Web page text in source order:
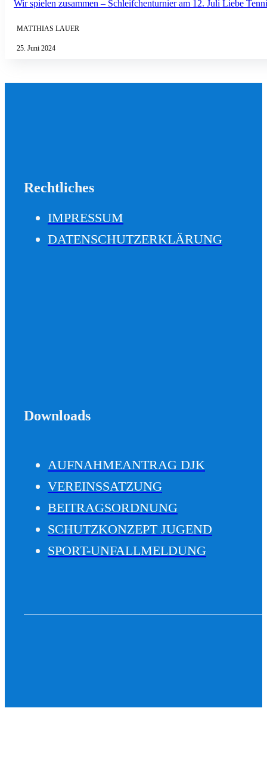
Wir spielen zusammen – Schleifchenturnier am 12. Juli Liebe
MATTHIAS LAUER
25. Juni 2024
Rechtliches
IMPRESSUM
DATENSCHUTZERKLÄRUNG
Downloads
AUFNAHMEANTRAG DJK
VEREINSSATZUNG
BEITRAGSORDNUNG
SCHUTZKONZEPT JUGEND
SPORT-UNFALLMELDUNG